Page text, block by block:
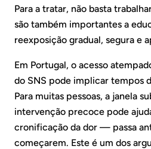
Para a tratar, não basta
são também importantes a
reexposição gradual, segura e
Em Portugal, o acesso
do SNS pode implicar tempos
Para muitas pessoas, a janela
intervenção precoce pode
cronificação da dor — passa
começarem. Este é um dos